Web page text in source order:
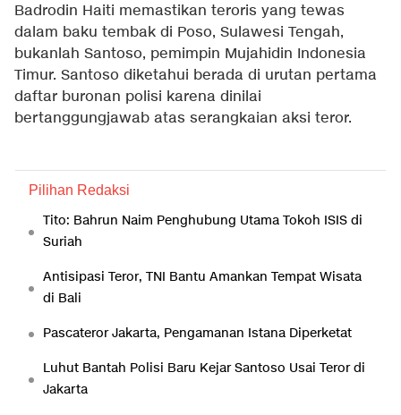
Badrodin Haiti memastikan teroris yang tewas
dalam baku tembak di Poso, Sulawesi Tengah,
bukanlah Santoso, pemimpin Mujahidin Indonesia
Timur. Santoso diketahui berada di urutan pertama
daftar buronan polisi karena dinilai
bertanggungjawab atas serangkaian aksi teror.
Pilihan Redaksi
Tito: Bahrun Naim Penghubung Utama Tokoh ISIS di
Suriah
Antisipasi Teror, TNI Bantu Amankan Tempat Wisata
di Bali
Pascateror Jakarta, Pengamanan Istana Diperketat
Luhut Bantah Polisi Baru Kejar Santoso Usai Teror di
Jakarta